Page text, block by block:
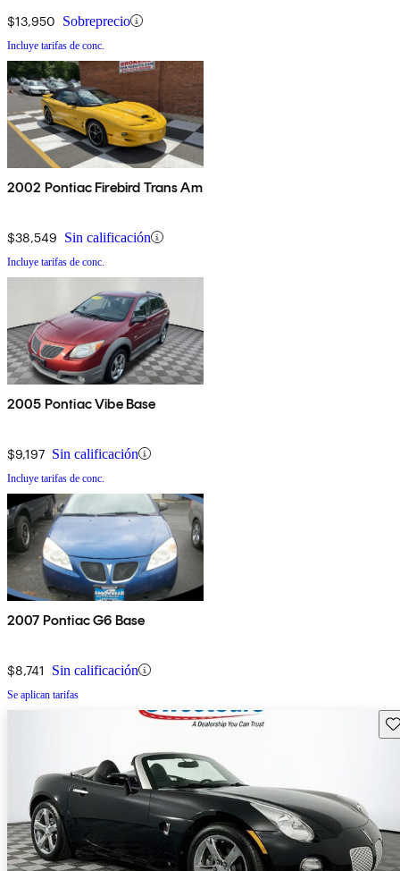
$13,950 Sobreprecio
Incluye tarifas de conc.
2002 Pontiac Firebird Trans Am
$38,549 Sin calificación
Incluye tarifas de conc.
2005 Pontiac Vibe Base
$9,197 Sin calificación
Incluye tarifas de conc.
2007 Pontiac G6 Base
$8,741 Sin calificación
Se aplican tarifas